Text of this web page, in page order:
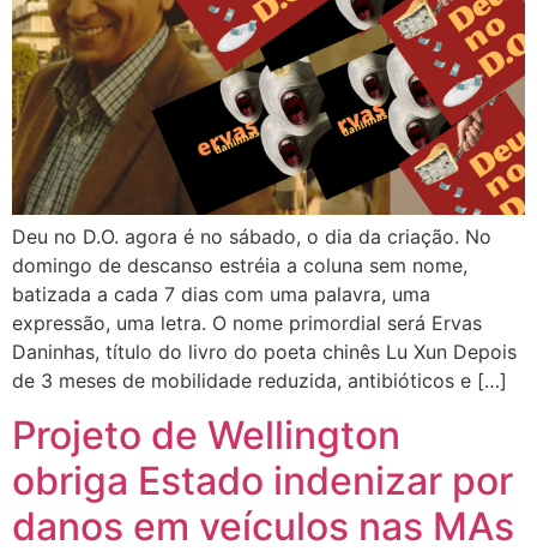
Deu no D.O. agora é no sábado, o dia da criação. No
domingo de descanso estréia a coluna sem nome,
batizada a cada 7 dias com uma palavra, uma
expressão, uma letra. O nome primordial será Ervas
Daninhas, título do livro do poeta chinês Lu Xun Depois
de 3 meses de mobilidade reduzida, antibióticos e […]
Projeto de Wellington
obriga Estado indenizar por
danos em veículos nas MAs